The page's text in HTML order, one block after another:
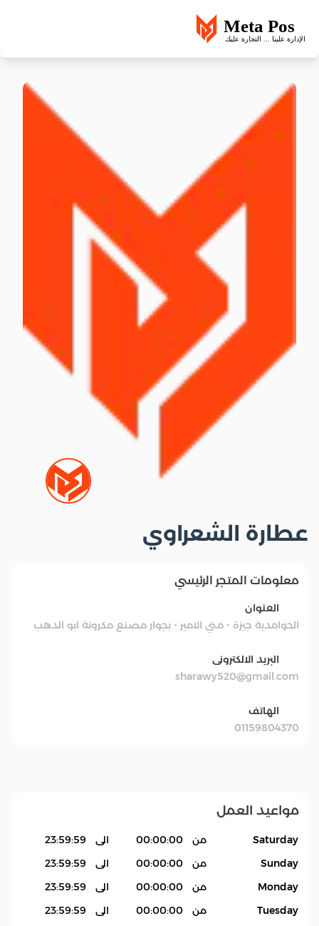
عطارة الشعراوي
معلومات المتجر الرئيسي
العنوان
الحوامدية جيزة - مني الامير - بجوار مصنع مكرونة ابو الدهب
البريد الالكترونى
sharawy520@gmail.com
الهاتف
01159804370
مواعيد العمل
Saturday من 00:00:00 الى
23:59:59
Sunday
من 00:00:00 الى
23:59:59
Monday
من 00:00:00 الى
23:59:59
Tuesday
من 00:00:00 الى
23:59:59